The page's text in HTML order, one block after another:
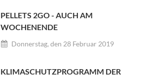
PELLETS 2GO - AUCH AM
WOCHENENDE
Donnerstag, den 28 Februar 2019
KLIMASCHUTZPROGRAMM DER